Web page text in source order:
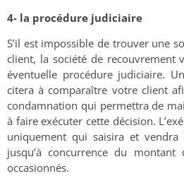
4- la procédure judiciaire
S’il est impossible de trouver une
client, la société de recouvrement
éventuelle procédure judiciaire.
citera à comparaître votre client
condamnation qui permettra de
à faire exécuter cette décision.
uniquement qui saisira et
jusqu’à concurrence du
occasionnés.